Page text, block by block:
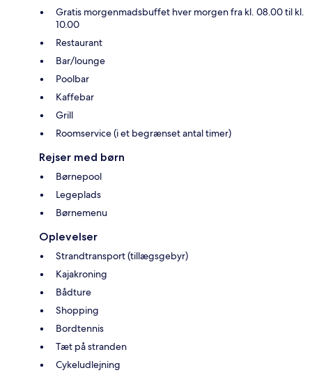
Gratis morgenmadsbuffet hver morgen fra kl. 08.00 til kl.
10.00
Restaurant
Bar/lounge
Poolbar
Kaffebar
Grill
Roomservice (i et begrænset antal timer)
Rejser med børn
Børnepool
Legeplads
Børnemenu
Oplevelser
Strandtransport (tillægsgebyr)
Kajakroning
Bådture
Shopping
Bordtennis
Tæt på stranden
Cykeludlejning